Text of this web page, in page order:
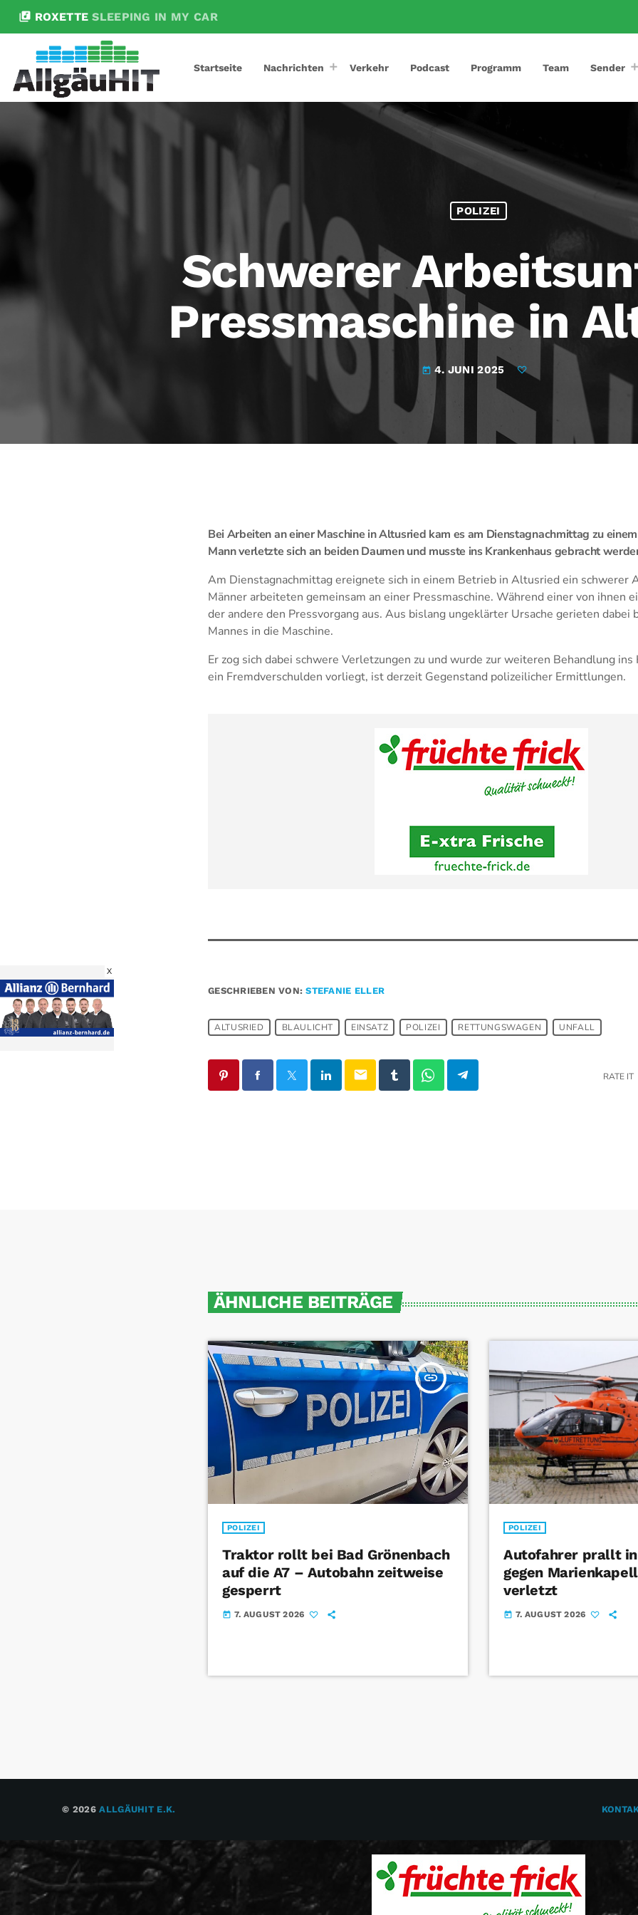
library_music ROXETTE SLEEPING IN MY CAR
Startseite Nachrichten Verkehr Podcast Programm Team Sender
POLIZEI
Schwerer
Pressmaschine in
today 4. JUNI 2025
Bei Arbeiten an einer Maschine in Altusried kam es am Dienstagnachmittag zu
Mann verletzte sich an beiden Daumen und musste ins Krankenhaus gebracht
Am Dienstagnachmittag ereignete sich in einem Betrieb in Altusried ein schwerer
Männer arbeiteten gemeinsam an einer Pressmaschine. Während einer von ihnen
der andere den Pressvorgang aus. Aus bislang ungeklärter Ursache gerieten dabei
Mannes in die Maschine.
Er zog sich dabei schwere Verletzungen zu und wurde zur weiteren Behandlung
ein Fremdverschulden vorliegt, ist derzeit Gegenstand polizeilicher Ermittlungen.
GESCHRIEBEN VON:STEFANIE ELLER
ALTUSRIED BLAULICHT EINSATZ POLIZEI RETTUNGSWAGEN UNFALL
email RATE IT
ÄHNLICHE BEITRÄGE
insert_link
POLIZEI
Traktor rollt bei Bad Grönenbach
auf die A7 – Autobahn zeitweise
gesperrt
today 7. AUGUST 2026
POLIZEI
Autofahrer prallt
gegen
verletzt
today 7. AUGUST 2026
© 2026ALLGÄUHIT E.K.
X